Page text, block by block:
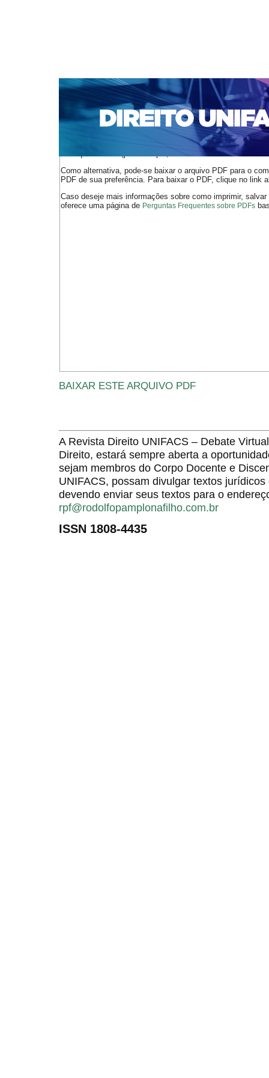
CAPA SOBRE ACESSO CADASTRO
NOTÍCIAS
EDIÇÕES DE Nº 1 A 100 WEBMAIL
Capa>n. 151 (2013) > Marinoni
O arquivo PDF selecionado deve ser carregado no
de arquivos PDF (por exemplo, uma versão atual do
Como alternativa, pode-se baixar o arquivo PDF para o
PDF de sua preferência. Para baixar o PDF, clique no link
Caso deseje mais informações sobre como imprimir,
oferece uma página de Perguntas Frequentes sobre PDFs
BAIXAR ESTE ARQUIVO PDF
A Revista Direito UNIFACS – Debate
Direito, estará sempre aberta a
sejam membros do Corpo Docente e
UNIFACS, possam divulgar textos
devendo enviar seus textos para o
rpf@rodolfopamplonafilho.com.br
ISSN 1808-4435